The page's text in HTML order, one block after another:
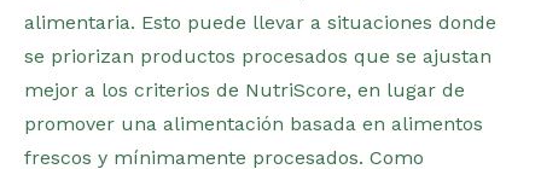
alimentaria. Esto puede llevar a situaciones donde
se priorizan productos procesados que se ajustan
mejor a los criterios de NutriScore, en lugar de
promover una alimentación basada en alimentos
frescos y mínimamente procesados. Como